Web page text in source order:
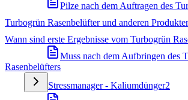
Pilze nach dem Auftragen des
Turbogrün Rasenbelüfter und anderen
Wann sind erste Ergebnisse vom Turbogrün
Muss nach dem Aufbringen des
Rasenbelüfters
Stressmanager - Kaliumdünger2